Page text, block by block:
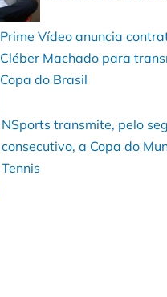
Prime Vídeo anuncia
Cléber Machado para
Copa do Brasil
NSports transmite, pelo
consecutivo, a Copa do
Tennis